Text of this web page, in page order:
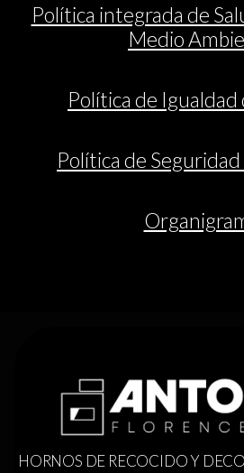
Política integrada de
Medio
Política de
Política de
HORNOS DE RECOCIDO Y